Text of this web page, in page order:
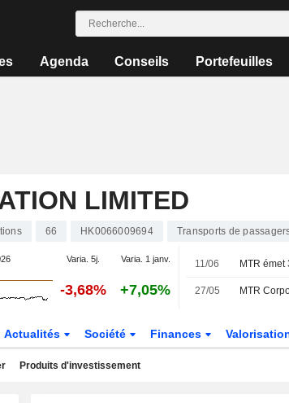
Agenda Conseils Portefeuilles
LIMITED
66 HK0066009694 Transports de
Varia. 5j. Varia. 1 janv.
-3,68% +7,05%
11/06
27/05
Actualités Société Finances
Produits d'investissement